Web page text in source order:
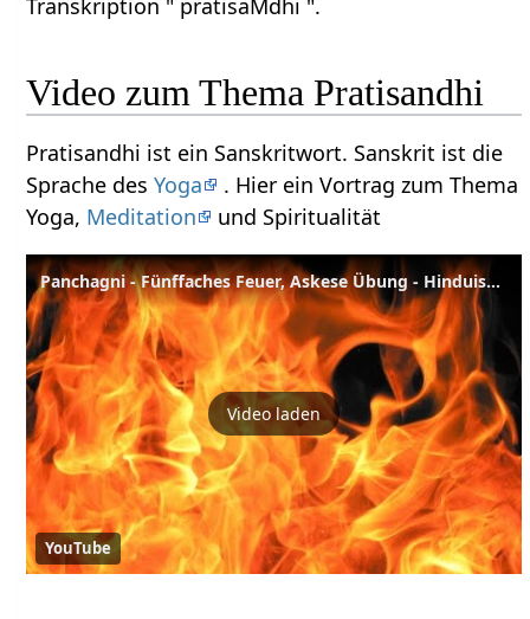
Transkription " pratisaMdhi ".
Video zum Thema Pratisandhi
Pratisandhi ist ein Sanskritwort. Sanskrit ist die
Sprache desYoga
. Hier ein Vortrag zum Thema
Yoga, Meditation und Spiritualität
Panchagni - Fünffaches Feuer, Askese Übung - Hinduismus Wörterbuch
Video laden
YouTube